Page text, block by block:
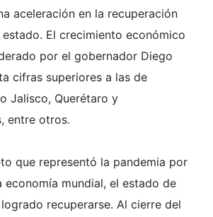
aceleración en la recuperación
El crecimiento económico
por el gobernador Diego
cifras superiores a las de
Jalisco, Querétaro y
entre otros.
que representó la pandemia por
economía mundial, el estado de
recuperarse. Al cierre del